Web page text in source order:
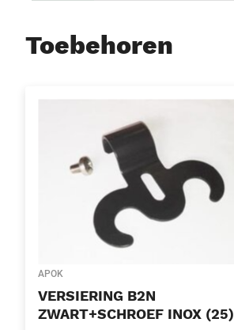
Toebehoren
APOK
VERSIERING B2N
ZWART+SCHROEF INOX (25)